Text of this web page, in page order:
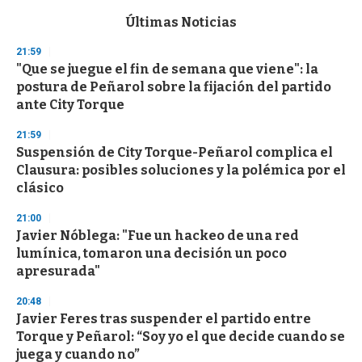
d
s
o
f
3
s
e
c
o
n
s
Últimas Noticias
21:59
"Que se juegue el fin de semana que viene": la
postura de Peñarol sobre la fijación del partido
ante City Torque
21:59
Suspensión de City Torque-Peñarol complica el
Clausura: posibles soluciones y la polémica por el
clásico
21:00
Javier Nóblega: "Fue un hackeo de una red
lumínica, tomaron una decisión un poco
apresurada"
20:48
Javier Feres tras suspender el partido entre
Torque y Peñarol: “Soy yo el que decide cuando se
juega y cuando no”